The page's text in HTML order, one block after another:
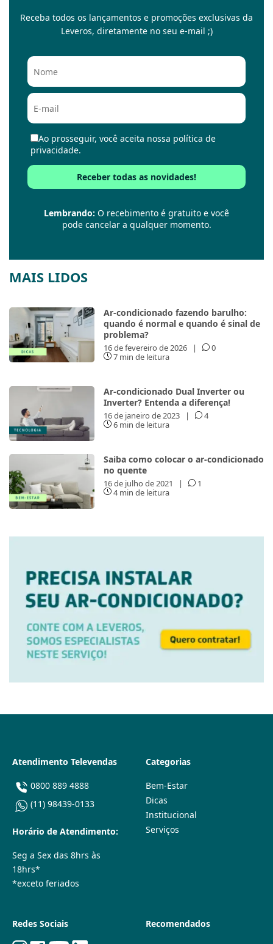
Receba todos os lançamentos e promoções exclusivas da
Leveros, diretamente no seu e-mail ;)
Ao prosseguir, você aceita nossa política de
privacidade.
Lembrando: O recebimento é gratuito e você
pode cancelar a qualquer momento.
MAIS LIDOS
Ar-condicionado fazendo barulho:
quando é normal e quando é sinal de
problema?
16 de fevereiro de 2026 |
0
7 min de leitura
Ar-condicionado Dual Inverter ou
Inverter? Entenda a diferença!
16 de janeiro de 2023 |
4
6 min de leitura
Saiba como colocar o ar-condicionado
no quente
16 de julho de 2021 |
1
4 min de leitura
Atendimento Televendas
0800 889 4888
(11) 98439-0133
Horário de Atendimento:
Seg a Sex das 8hrs às
18hrs*
*exceto feriados
Categorias
Bem-Estar
Dicas
Institucional
Serviços
Redes Sociais Recomendados